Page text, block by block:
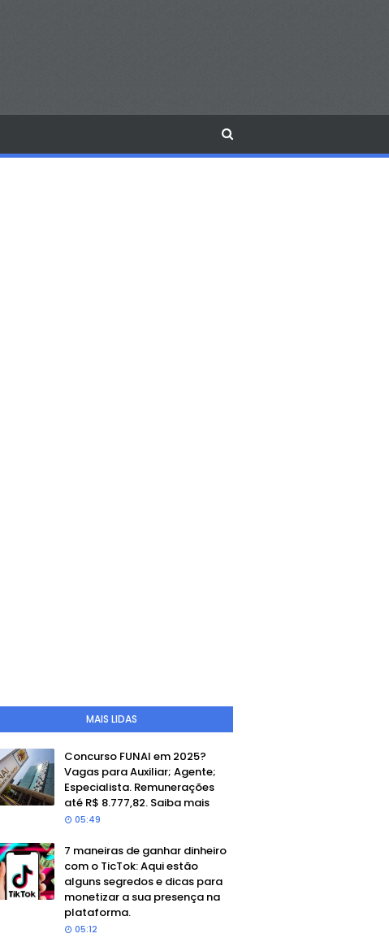
MAIS LIDAS
Concurso FUNAI em 2025?
Vagas para Auxiliar; Agente;
Especialista. Remunerações
até R$ 8.777,82. Saiba mais
05:49
7 maneiras de ganhar dinheiro
com o TicTok: Aqui estão
alguns segredos e dicas para
monetizar a sua presença na
plataforma.
05:12